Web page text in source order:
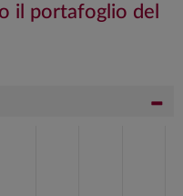
il portafoglio del